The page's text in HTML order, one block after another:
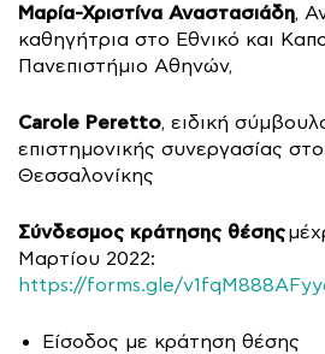
Μαρία-Χριστίνα Αναστασιάδη,
καθηγήτρια στο Εθνικό και
Πανεπιστήμιο Αθηνών,
Carole Peretto, ειδική
επιστημονικής συνεργασίας στο
Θεσσαλονίκης
Σύνδεσμος κράτησης θέσης
Μαρτίου 2022:
https://forms.gle/
Είσοδος με κράτηση θέσης